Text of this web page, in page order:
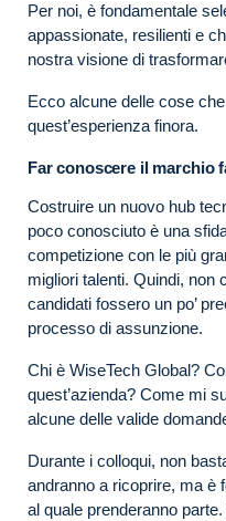
Per noi, è fondamentale
appassionate, resilienti e
nostra visione di
Ecco alcune delle cose
quest’esperienza finora.
Far conoscere il marchio
Costruire un nuovo hub
poco conosciuto è una
competizione con le più
migliori talenti. Quindi, non
candidati fossero un po’
processo di assunzione.
Chi è WiseTech Global?
quest’azienda? Come mi
alcune delle valide
Durante i colloqui, non
andranno a ricoprire, ma è
al quale prenderanno